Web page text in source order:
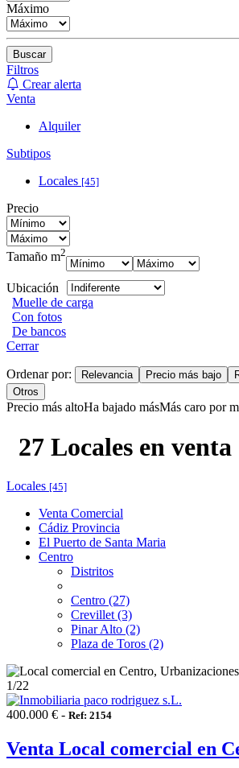
Máximo
Buscar
Filtros
Crear alerta
Venta
Alquiler
Subtipos
Locales [45]
Precio
Tamaño m2
Ubicación
Muelle de carga
Con fotos
De bancos
Cerrar
Ordenar por: Relevancia Precio más bajo
Otros
Precio más altoHa bajado másMás caro por
27 Locales en
Locales [45]
Venta Comercial
Cádiz Provincia
El Puerto de Santa Maria
Centro
Distritos
Centro (27)
Crevillet (3)
Pinar Alto (2)
Plaza de Toros (2)
1/22
400.000 € - Ref: 2154
Venta Local comercial en